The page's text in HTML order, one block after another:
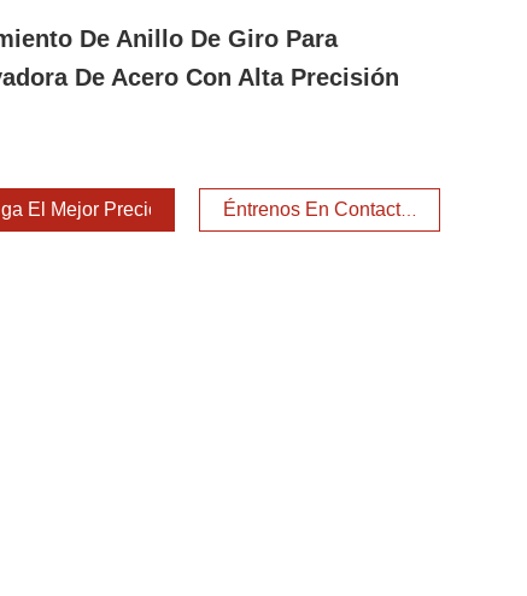
De Anillo De Giro Para
De Acero Con Alta Precisión
El Mejor Precio Éntrenos En Contacto Con